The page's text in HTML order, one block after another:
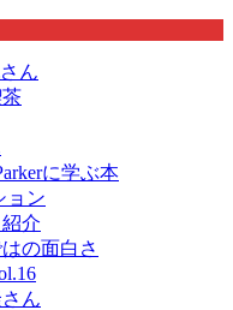
ん
に学ぶ本
ョン
介
の面白さ
ん